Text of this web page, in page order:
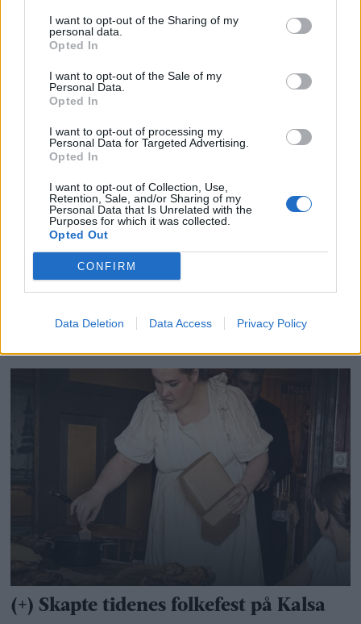
I want to opt-out of the Sharing of my
personal data.
Opted In
I want to opt-out of the Sale of my
Personal Data.
Opted In
I want to opt-out of processing my
Personal Data for Targeted Advertising.
Opted In
I want to opt-out of Collection, Use,
Retention, Sale, and/or Sharing of my
Personal Data that Is Unrelated with the
Purposes for which it was collected.
Opted Out
CONFIRM
Data Deletion Data Access Privacy Policy